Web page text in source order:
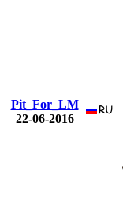
Pit_For_LM
22-06-2016